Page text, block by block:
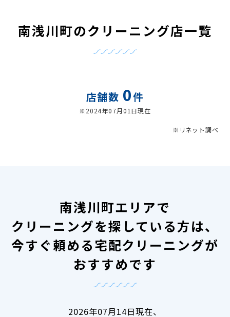
南浅川町のクリーニング店一覧
店舗数 0件
※2024年07月01日現在
※リネット調べ
南浅川町エリアで
クリーニングを探している方は、
今すぐ頼める宅配クリーニングが
おすすめです
2026年07月14日現在、